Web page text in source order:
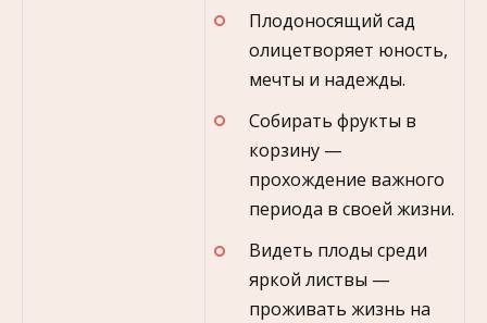
Плодоносящий сад
олицетворяет юность,
мечты и надежды.
Собирать фрукты в
корзину —
прохождение важного
периода в своей жизни.
Видеть плоды среди
яркой листвы —
проживать жизнь на